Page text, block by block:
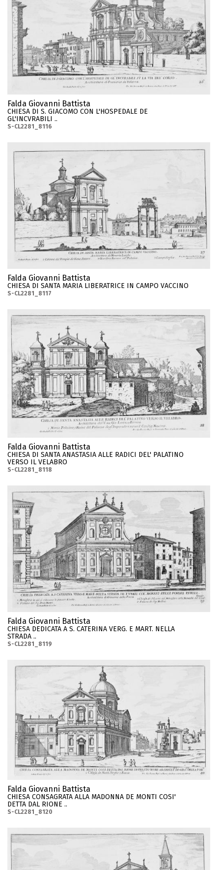
Falda Giovanni Battista
CHIESA DI S. GIACOMO CON L'HOSPEDALE DE
GL'INCVRABILI ..
S-CL2281_8116
Falda Giovanni Battista
CHIESA DI SANTA MARIA LIBERATRICE IN CAMPO VACCINO
S-CL2281_8117
Falda Giovanni Battista
CHIESA DI SANTA ANASTASIA ALLE RADICI DEL' PALATINO
VERSO IL VELABRO
S-CL2281_8118
Falda Giovanni Battista
CHIESA DEDICATA A S. CATERINA VERG. E MART. NELLA
STRADA ..
S-CL2281_8119
Falda Giovanni Battista
CHIESA CONSAGRATA ALLA MADONNA DE MONTI COSI'
DETTA DAL RIONE ..
S-CL2281_8120